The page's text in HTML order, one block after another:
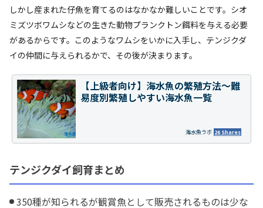
しかし産まれた仔魚を育てるのはなかなか難しいことです。シオ
ミズツボワムシなどの生きた動物プランクトン餌料を与える必要
があるからです。このようなワムシをいかに入手し、テンジクダ
イの仲間に与えられるかで、その後が決まります。
海水魚ラボ 26 Shares
【上級者向け】海水魚の繁殖方法～難
易度別繁殖しやすい海水魚一覧
テンジクダイ飼育まとめ
350種が知られるが観賞魚として販売されるものは少な